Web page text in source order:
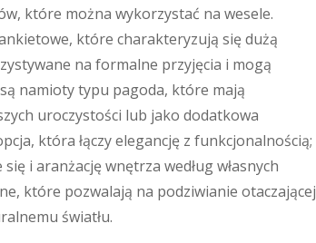
które można wykorzystać na wesele.
które charakteryzują się dużą
na formalne przyjęcia i mogą
namioty typu pagoda, które mają
uroczystości lub jako dodatkowa
która łączy elegancję z funkcjonalnością;
i aranżację wnętrza według własnych
które pozwalają na podziwianie otaczającej
światłu.